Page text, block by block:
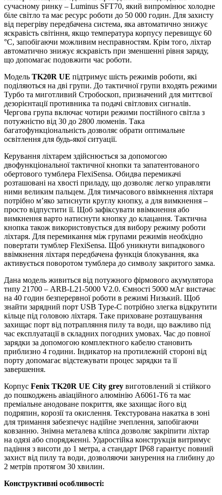
сучасному ринку – Luminus SFT70, який випромінює холодне
біле світло та має ресурс роботи до 50 000 годин. Для захисту
від перегріву передбачена система, яка автоматично знижує
яскравість світіння, якщо температура корпусу перевищує 60
°C, запобігаючи можливим несправностям. Крім того, ліхтар
автоматично знижує яскравість при зменшенні рівня заряду,
що допомагає подовжити час роботи.
Модель TK20R UE підтримує шість режимів роботи, які
поділяються на дві групи. До тактичної групи входять режими
Турбо та миготливий Стробоскоп, призначений для миттєвої
дезорієнтації противника та подачі світлових сигналів.
Чергова група включає чотири режими постійного світла з
потужністю від 30 до 2800 люменів. Така
багатофункціональність дозволяє обрати оптимальне
освітлення для будь-якої ситуації.
Керування ліхтарем здійснюється за допомогою
двофункціональної тактичної кнопки та запатентованого
обертового тумблера FlexiSensa. Обидва перемикачі
розташовані на хвості приладу, що дозволяє легко управляти
ними великим пальцем. Для тимчасового ввімкнення ліхтаря
потрібно м’яко затиснути круглу кнопку, а для вимкнення –
просто відпустити її. Щоб зафіксувати ввімкнення або
вимкнення варто натиснути кнопку до клацання. Тактична
кнопка також використовується для вибору режиму роботи
ліхтаря. Для перемикання між групами режимів необхідно
повертати тумблер FlexiSensa. Щоб уникнути випадкового
ввімкнення ліхтаря передбачена функція блокування, яка
активується поворотом тумблера до символу закритого замка.
Дана модель живиться від потужного фірмового акумулятора
типу 21700 – ARB-L21-5000 V2.0. Ємності 5000 мАг вистачає
на 40 годин безперервної роботи в режимі Низький. Щоб
знайти зарядний порт USB Type-C потрібно злегка відкрутити
кільце під головою ліхтаря. Таке приховане розташування
захищає порт від потрапляння пилу та води, що важливо під
час експлуатації в складних погодних умовах. Час до повної
зарядки за допомогою комплектного кабелю становить
приблизно 4 години. Індикатор на протилежній стороні від
порту допомагає відстежувати процес зарядки та її
завершення.
Корпус Fenix TK20R UE City grey виготовлений зі стійкого
до пошкоджень авіаційного алюмінію А6061-Т6 та має
преміальне анодоване покриття, яке захищає його від
подряпин, корозії та окислення. Текстурована накатка в зоні
для тримання забезпечує надійне зчеплення, запобігаючи
ковзанню. Знімна металева кліпса дозволяє закріпити ліхтар
на одязі або спорядженні. Ударостійка конструкція витримує
падіння з висоти до 1 метра, а стандарт IP68 гарантує повний
захист від пилу та води, дозволяючи занурення на глибину до
2 метрів протягом 30 хвилин.
Конструктивні особливості: